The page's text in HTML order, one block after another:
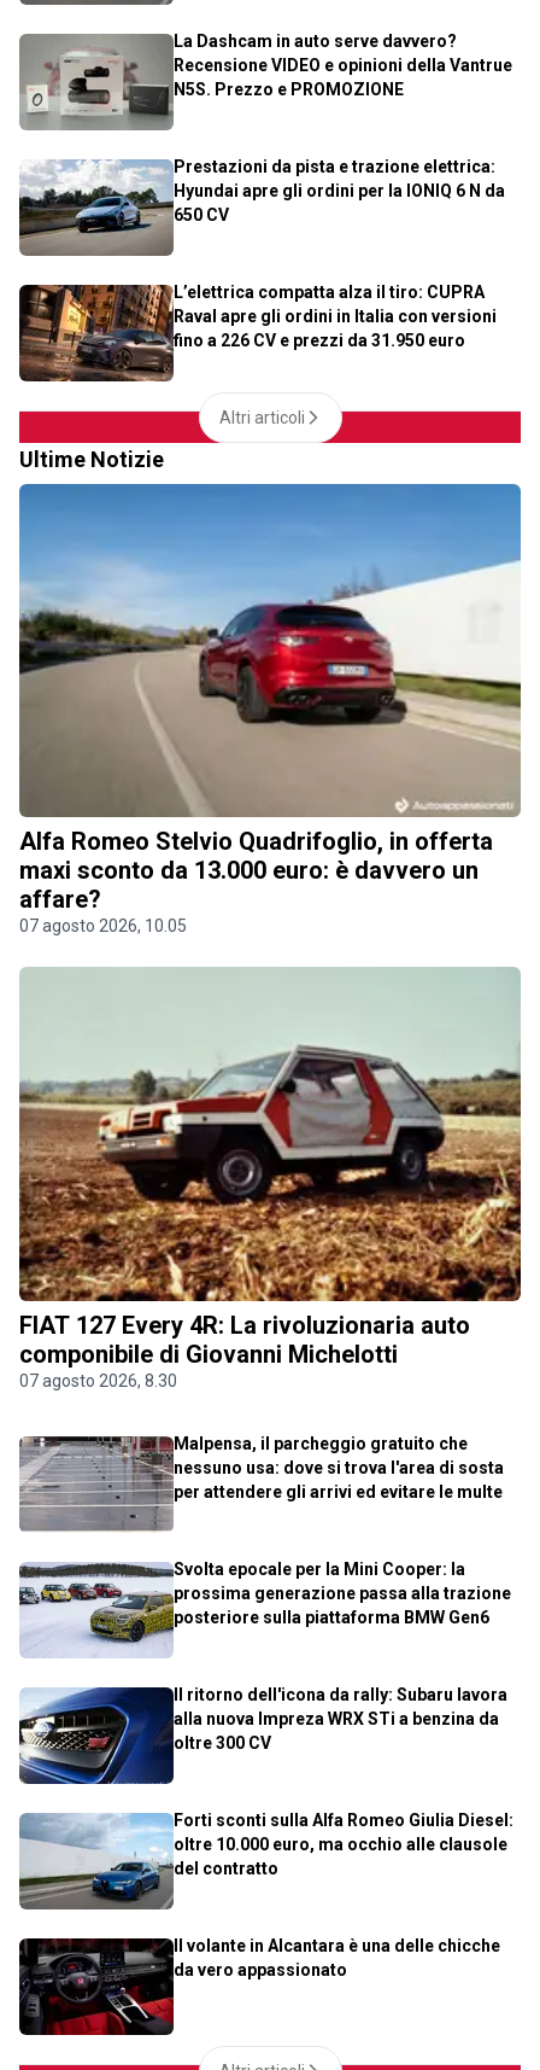
La Dashcam in auto serve davvero?
Recensione VIDEO e opinioni della Vantrue
N5S. Prezzo e PROMOZIONE
Prestazioni da pista e trazione elettrica:
Hyundai apre gli ordini per la IONIQ 6 N da
650 CV
L’elettrica compatta alza il tiro: CUPRA
Raval apre gli ordini in Italia con versioni
fino a 226 CV e prezzi da 31.950 euro
Altri articoli
Ultime Notizie
Alfa Romeo Stelvio Quadrifoglio, in offerta
maxi sconto da 13.000 euro: è davvero un
affare?
07 agosto 2026, 10.05
FIAT 127 Every 4R: La rivoluzionaria auto
componibile di Giovanni Michelotti
07 agosto 2026, 8.30
Malpensa, il parcheggio gratuito che
nessuno usa: dove si trova l'area di sosta
per attendere gli arrivi ed evitare le multe
Svolta epocale per la Mini Cooper: la
prossima generazione passa alla trazione
posteriore sulla piattaforma BMW Gen6
Il ritorno dell'icona da rally: Subaru lavora
alla nuova Impreza WRX STi a benzina da
oltre 300 CV
Forti sconti sulla Alfa Romeo Giulia Diesel:
oltre 10.000 euro, ma occhio alle clausole
del contratto
Il volante in Alcantara è una delle chicche
da vero appassionato